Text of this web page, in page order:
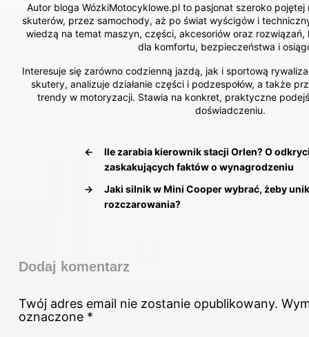
Autor bloga WózkiMotocyklowe.pl to pasjonat szeroko
skuterów, przez samochody, aż po świat wyścigów i
wiedzą na temat maszyn, części, akcesoriów oraz rozwiązań,
dla komfortu, bezpieczeństwa i
Interesuje się zarówno codzienną jazdą, jak i sportową
skutery, analizuje działanie części i podzespołów, a także
trendy w motoryzacji. Stawia na konkret, praktyczne
doświadczeniu.
←
Ile zarabia kierownik stacji Orlen? O
zaskakujących faktów o wynagrodzeniu
→
Jaki silnik w Mini Cooper wybrać, żeby
rozczarowania?
Dodaj komentarz
Twój adres email nie zostanie opublikowany.
oznaczone *